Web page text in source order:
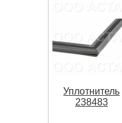
Уплотнитель
238483